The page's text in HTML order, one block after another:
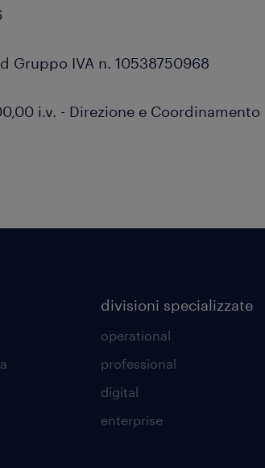
Gruppo IVA n. 10538750968
i.v. - Direzione e Coordinamento
divisioni specializzate
operational
professional
digital
enterprise